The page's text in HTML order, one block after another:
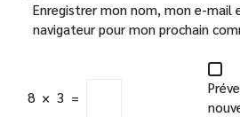
Enregistrer mon nom, mon e-mail
navigateur pour mon prochain
8 × 3 =